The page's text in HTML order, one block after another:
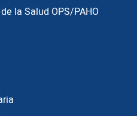
la Salud OPS/PAHO